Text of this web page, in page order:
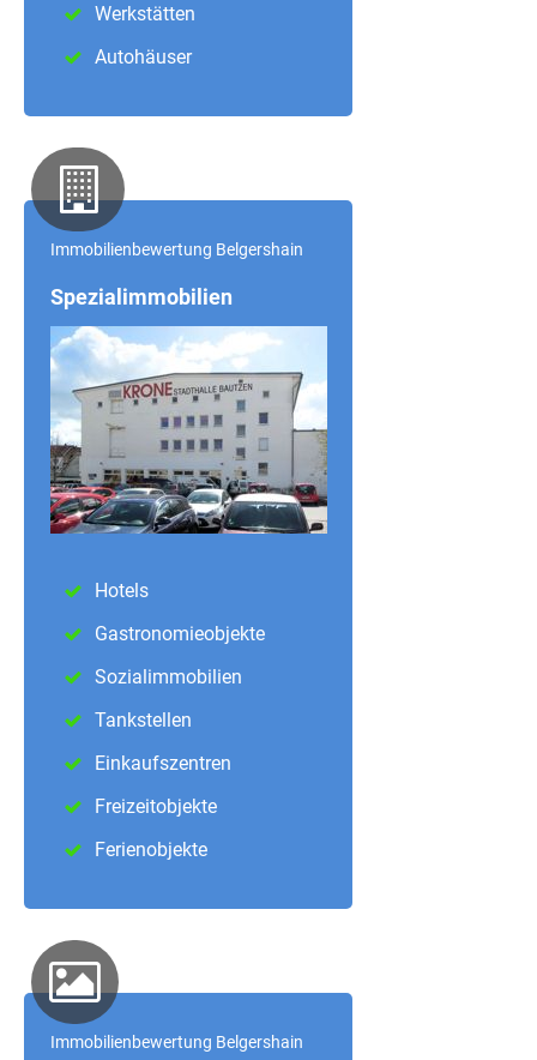
Werkstätten
Autohäuser
Immobilienbewertung Belgershain
Spezialimmobilien
Hotels
Gastronomieobjekte
Sozialimmobilien
Tankstellen
Einkaufszentren
Freizeitobjekte
Ferienobjekte
Immobilienbewertung Belgershain